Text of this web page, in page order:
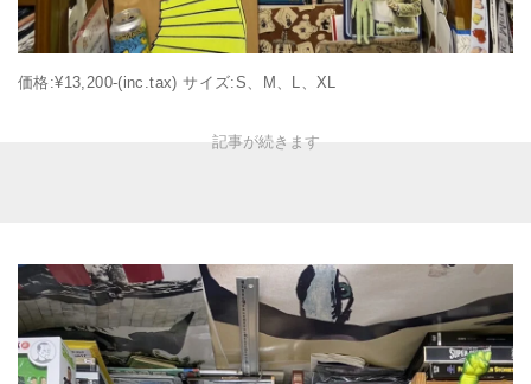
価格:¥13,200-(inc.tax) サイズ:S、M、L、XL